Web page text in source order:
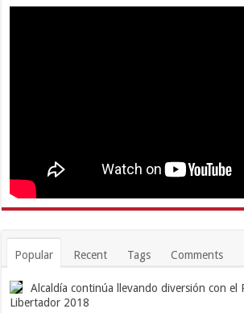
Popular Recent Tags Comments
Alcaldía continúa llevando diversión con el
Libertador 2018